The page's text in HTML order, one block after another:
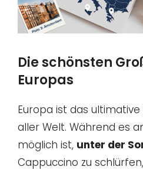
Die schönsten
Europas
Europa ist das ultimative
aller Welt. Während es
möglich ist, unter der
Cappuccino zu